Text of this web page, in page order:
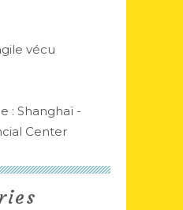
vécu
: Shanghaï -
Center